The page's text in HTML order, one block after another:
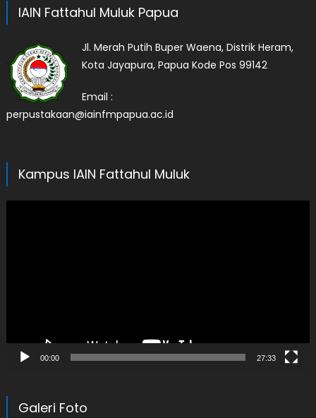
IAIN Fattahul Muluk Papua
Jl. Merah Putih Buper Waena, Distrik Heram,
Kota Jayapura, Papua Kode Pos 99142
Email :
perpustakaan@iainfmpapua.ac.id
Kampus IAIN Fattahul Muluk
00:00 27:33
Galeri Foto